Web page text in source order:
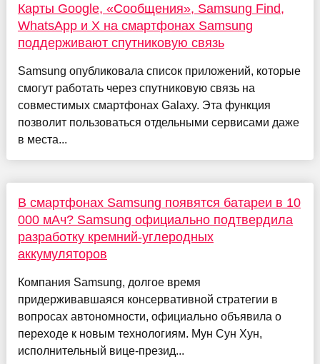
Карты Google, «Сообщения», Samsung Find,
WhatsApp и X на смартфонах Samsung
поддерживают спутниковую связь
Samsung опубликовала список приложений, которые
смогут работать через спутниковую связь на
совместимых смартфонах Galaxy. Эта функция
позволит пользоваться отдельными сервисами даже
в места...
В смартфонах Samsung появятся батареи в 10
000 мАч? Samsung официально подтвердила
разработку кремний-углеродных
аккумуляторов
Компания Samsung, долгое время
придерживавшаяся консервативной стратегии в
вопросах автономности, официально объявила о
переходе к новым технологиям. Мун Сун Хун,
исполнительный вице-презид...